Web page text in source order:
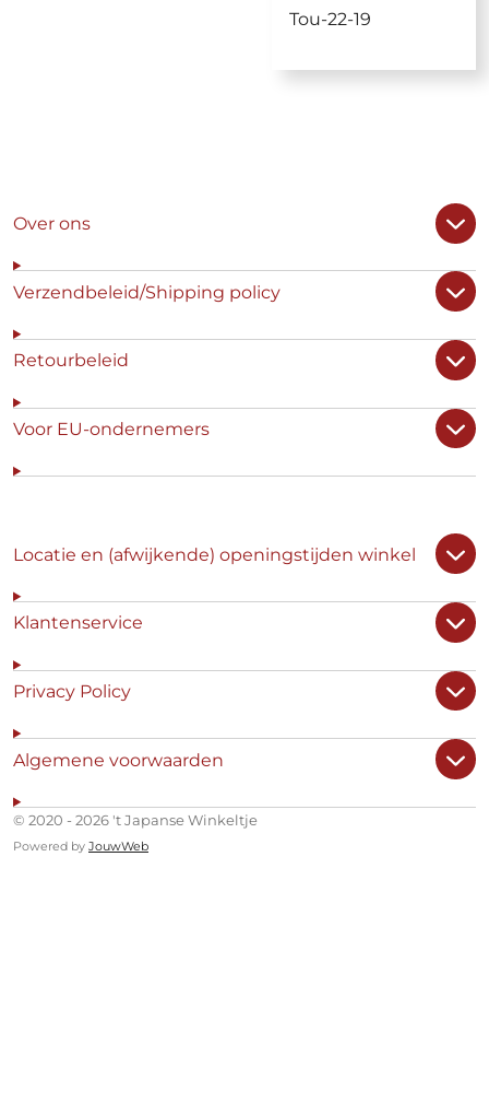
Tou-22-19
Over ons
Verzendbeleid/Shipping policy
Retourbeleid
Voor EU-ondernemers
Locatie en (afwijkende) openingstijden winkel
Klantenservice
Privacy Policy
Algemene voorwaarden
© 2020 - 2026 't Japanse Winkeltje
Powered by JouwWeb